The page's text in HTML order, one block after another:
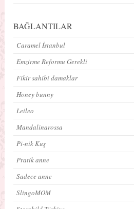
BAĞLANTILAR
Caramel İstanbul
Emzirme Reformu Gerekli
Fikir sahibi damaklar
Honey bunny
Leileo
Mandalinarossa
Pi-nik Kuş
Pratik anne
Sadece anne
SlingoMOM